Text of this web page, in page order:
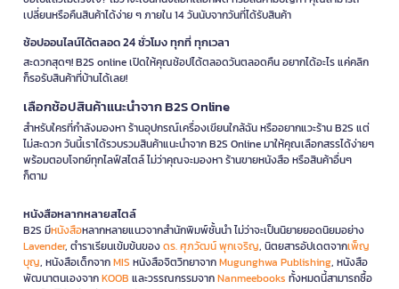
เปลี่ยนหรือคืนสินค้าได้ง่าย ๆ ภายใน 14 วันนับจากวันที่ได้รับสินค้า
ช้อปออนไลน์ได้ตลอด 24 ชั่วโมง ทุกที่ ทุกเวลา
สะดวกสุดๆ! B2S online เปิดให้คุณช้อปได้ตลอดวันตลอดคืน อยากได้อะไร แค่คลิก
ก็รอรับสินค้าที่บ้านได้เลย!
เลือกช้อปสินค้าแนะนำจาก B2S Online
สำหรับใครที่กำลังมองหา ร้านอุปกรณ์เครื่องเขียนใกล้ฉัน หรืออยากแวะร้าน B2S แต่
ไม่สะดวก วันนี้เราได้รวบรวมสินค้าแนะนำจาก B2S Online มาให้คุณเลือกสรรได้ง่ายๆ
พร้อมตอบโจทย์ทุกไลฟ์สไตล์ ไม่ว่าคุณจะมองหา ร้านขายหนังสือ หรือสินค้าอื่นๆ
ก็ตาม
หนังสือหลากหลายสไตล์
B2S มีหนังสือหลากหลายแนวจากสำนักพิมพ์ชั้นนำ ไม่ว่าจะเป็นนิยายยอดนิยมอย่าง
Lavender, ตำราเรียนเข้มข้นของดร. ศุภวัฒน์ พุกเจริญ, นิตยสารอัปเดตจากเพ็ญ
บุญ, หนังสือเด็กจากMIS หนังสือจิตวิทยาจากMugunghwa Publishing, หนังสือ
พัฒนาตนเองจากKOOB และวรรณกรรมจากNanmeebooks ทั้งหมดนี้สามารถซื้อ